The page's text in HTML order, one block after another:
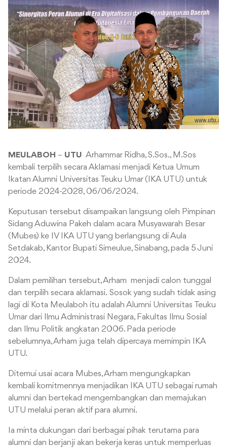
MEULABOH – UTU Arhammar Ridha, S.Sos., M.Sos
kembali terpilih secara Aklamasi menjadi Ketua Umum
Ikatan Alumni Universitas Teuku Umar (IKA UTU) untuk
periode 2024-2028, 06/06/2024.
Keputusan tersebut disampaikan langsung oleh Pimpinan
Sidang Aduwina Pakeh dalam acara Musyawarah Besar
(Mubes) ke IV IKA UTU yang berlangsung di Aula
Setdakab, Kantor Bupati Simeulue, Sinabang, pada 5 Juni
2024.
Dalam pemilihan tersebut, Arham menjadi calon tunggal
dan terpilih secara aklamasi. Sosok yang sudah tidak asing
lagi di Kota Meulaboh itu adalah Alumni Universitas Teuku
Umar dari Ilmu Administrasi Negara, Fakultas Ilmu Sosial
dan Ilmu Politik angkatan 2006.Pada periode
sebelumnya, Arham juga telah dipercaya memimpin IKA
UTU.
Ditemui usai acara Mubes, Arham mengungkapkan
kembali komitmennya menjadikan IKA UTU sebagai rumah
alumni dan bertekad mengembangkan dan memajukan
UTU melalui peran aktif para alumni.
Ia minta dukungan dari berbagai pihak terutama para
alumni dan berjanji akan bekerja keras untuk memperluas